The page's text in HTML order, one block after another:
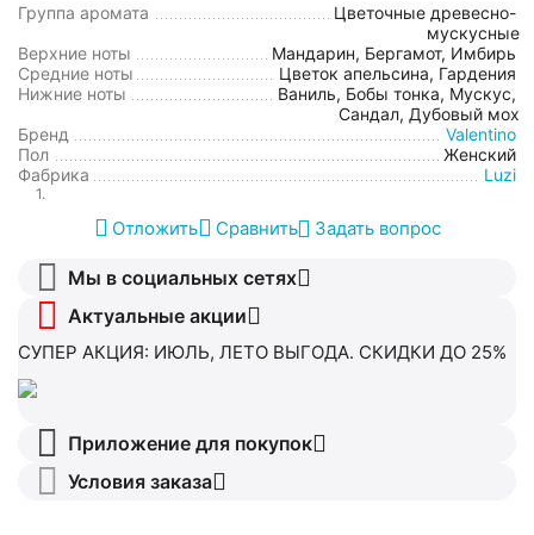
Группа аромата
Цветочные древесно-
мускусные
Верхние ноты
Мандарин, Бергамот, Имбирь
Средние ноты
Цветок апельсина, Гардения
Нижние ноты
Ваниль, Бобы тонка, Мускус,
Сандал, Дубовый мох
Бренд
Valentino
Пол
Женский
Фабрика
Luzi
1.
Отложить Сравнить Задать вопрос
Мы в социальных сетях
Актуальные акции
СУПЕР АКЦИЯ: ИЮЛЬ, ЛЕТО ВЫГОДА. СКИДКИ ДО 25%
Приложение для покупок
Условия заказа